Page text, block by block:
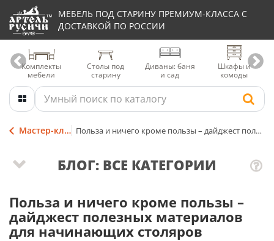
МЕБЕЛЬ ПОД СТАРИНУ ПРЕМИУМ-КЛАССА С
ДОСТАВКОЙ ПО РОССИИ
Комплекты
мебели
Столы под
старину
Диваны: баня
и сад
Шкафы и
комоды
Мастер-классы и советы Польза и ничего кроме пользы – дайджест полезных материалов для начинающих столяров
Польза и ничего кроме пользы –
дайджест полезных материалов
для начинающих столяров
БЛОГ: ВСЕ КАТЕГОРИИ